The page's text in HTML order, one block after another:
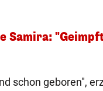
Samira:
schon geboren",